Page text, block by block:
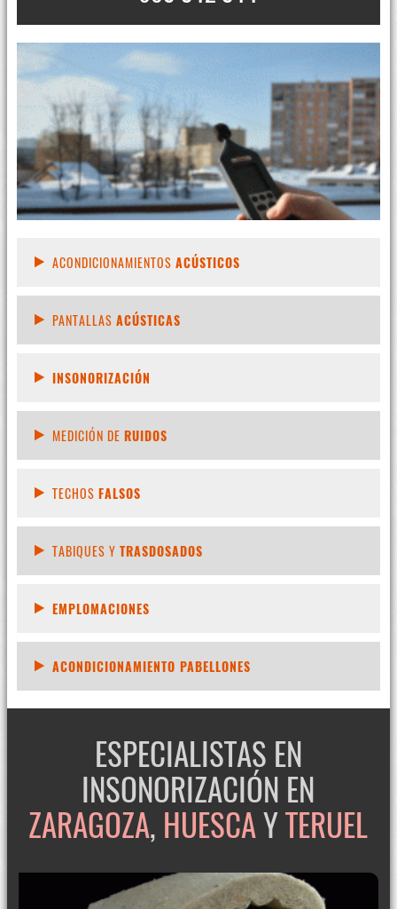
ACONDICIONAMIENTOS ACÚSTICOS
PANTALLAS ACÚSTICAS
INSONORIZACIÓN
MEDICIÓN DE RUIDOS
TECHOS FALSOS
TABIQUES Y TRASDOSADOS
EMPLOMACIONES
ACONDICIONAMIENTO PABELLONES
ESPECIALISTAS EN
INSONORIZACIÓN EN
ZARAGOZA, HUESCAYTERUEL